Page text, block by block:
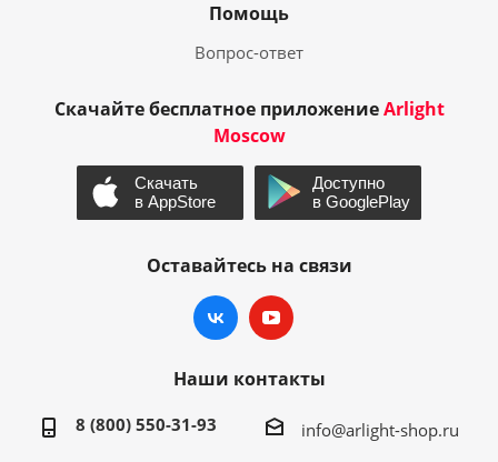
Помощь
Вопрос-ответ
Скачайте бесплатное приложениеArlight
Moscow
Оставайтесь на связи
Наши контакты
8 (800) 550-31-93 info@arlight-shop.ru